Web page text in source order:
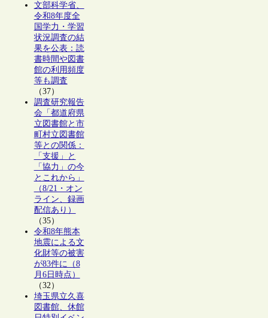
文部科学省、
令和8年度全
国学力・学習
状況調査の結
果を公表：読
書時間や図書
館の利用頻度
等も調査
（37）
調査研究報告
会「都道府県
立図書館と市
町村立図書館
等との関係：
「支援」と
「協力」の今
とこれから」
（8/21・オン
ライン、録画
配信あり）
（35）
令和8年熊本
地震による文
化財等の被害
が83件に（8
月6日時点）
（32）
埼玉県立久喜
図書館、休館